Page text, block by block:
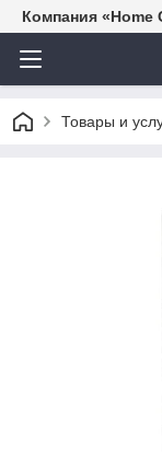
Компания «Home
Товары и